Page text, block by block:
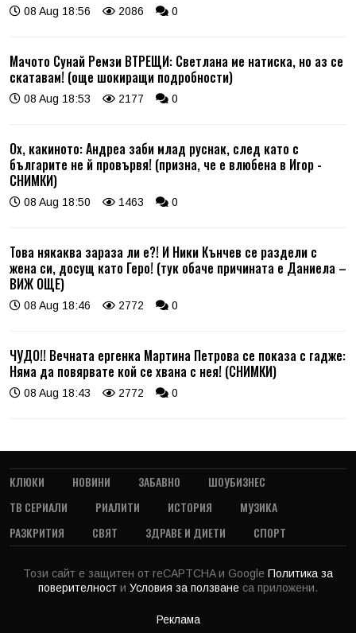
08 Aug 18:56 2086 0
Мачото Сунай Ремзи ВТРЕЩИ: Светлана ме натиска, но аз се
скатавам! (още шокиращи подробности)
08 Aug 18:53 2177 0
Ох, какиното: Андреа заби млад руснак, след като с
българите не й провървя! (призна, че е влюбена в Игор -
СНИМКИ)
08 Aug 18:50 1463 0
Това някаква зараза ли е?! И Ники Кънчев се раздели с
жена си, досущ като Геро! (тук обаче причината е Даниела –
ВИЖ ОЩЕ)
08 Aug 18:46 2772 0
ЧУДО!! Вечната ергенка Мартина Петрова се показа с гадже:
Няма да повярвате кой се хвана с нея! (СНИМКИ)
08 Aug 18:43 2772 0
КЛЮКИ НОВИНИ ЗАБАВНО
ШОУБИЗНЕС
ТВ СЕРИАЛИ
РИАЛИТИ ИСТОРИЯ
МУЗИКА
РАЗКРИТИЯ
СВЯТ ЗДРАВЕ И ДИЕТИ СПОРТ
Този сайт е защитен от reCAPTCHA и Google Политика за
поверителност и Условия за ползване са приложени.
Реклама